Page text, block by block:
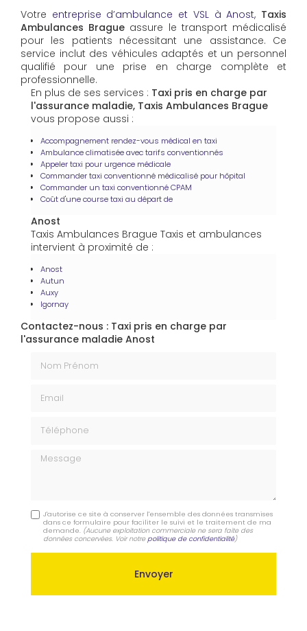
Votre entreprise d’ambulance et VSL à Anost, Taxis
Ambulances Brague assure le transport médicalisé
pour les patients nécessitant une assistance. Ce
service inclut des véhicules adaptés et un personnel
qualifié pour une prise en charge complète et
professionnelle.
En plus de ses services : Taxi pris en charge par
l'assurance maladie, Taxis Ambulances Brague
vous propose aussi :
Accompagnement rendez-vous médical en taxi
Ambulance climatisée avec tarifs conventionnés
Appeler taxi pour urgence médicale
Commander taxi conventionné médicalisé pour hôpital
Commander un taxi conventionné CPAM
Coût d'une course taxi au départ de
Anost
Taxis Ambulances Brague Taxis et ambulances
intervient à proximité de :
Anost
Autun
Auxy
Igornay
Contactez-nous : Taxi pris en charge par
l'assurance maladie Anost
Message
J'autorise ce site à conserver l'ensemble des données transmises
dans ce formulaire pour faciliter le suivi et le traitement de ma
demande. (Aucune exploitation commerciale ne sera faite des
données concervées. Voir notre politique de confidentialité)